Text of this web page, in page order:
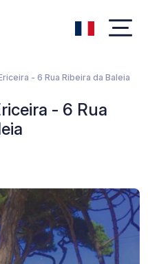
- 6 Rua Ribeira da Baleia
- 6 Rua